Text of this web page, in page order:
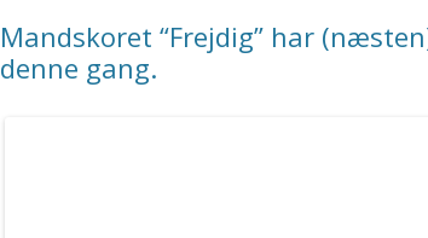
Mandskoret “Frejdig” har
denne gang.